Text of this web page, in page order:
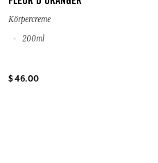
Körpercreme
200ml
$ 46.00